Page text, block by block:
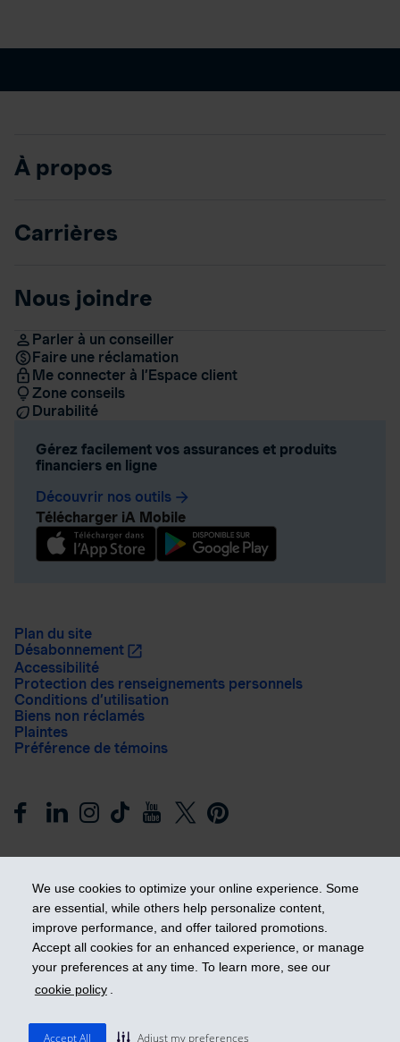
We use cookies to optimize your online experience. Some
are essential, while others help personalize content,
improve performance, and offer tailored promotions.
Accept all cookies for an enhanced experience, or manage
your preferences at any time. To learn more, see our
cookie policy .
Accept All Adjust my preferences
À propos
Carrières
Nous joindre
Parler à un conseiller
Faire une réclamation
Me connecter à l’Espace client
Zone conseils
Durabilité
Gérez facilement vos assurances et produits
financiers en ligne
Découvrir nos outils arrow_forward
Télécharger iA Mobile
Plan du site
Désabonnement
Accessibilité
Protection des renseignements personnels
Conditions d’utilisation
Biens non réclamés
Plaintes
Préférence de témoins
Prendre les devants